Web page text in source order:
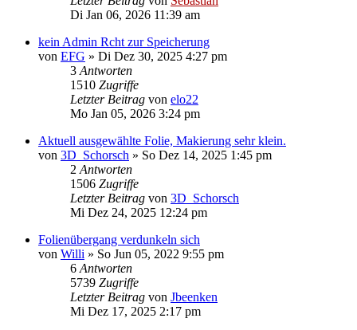
Di Jan 06, 2026 11:39 am
kein Admin Rcht zur Speicherung
von EFG » Di Dez 30, 2025 4:27 pm
3 Antworten
1510 Zugriffe
Letzter Beitrag von elo22
Mo Jan 05, 2026 3:24 pm
Aktuell ausgewählte Folie, Makierung sehr klein.
von 3D_Schorsch » So Dez 14, 2025 1:45 pm
2 Antworten
1506 Zugriffe
Letzter Beitrag von 3D_Schorsch
Mi Dez 24, 2025 12:24 pm
Folienübergang verdunkeln sich
von Willi » So Jun 05, 2022 9:55 pm
6 Antworten
5739 Zugriffe
Letzter Beitrag von Jbeenken
Mi Dez 17, 2025 2:17 pm